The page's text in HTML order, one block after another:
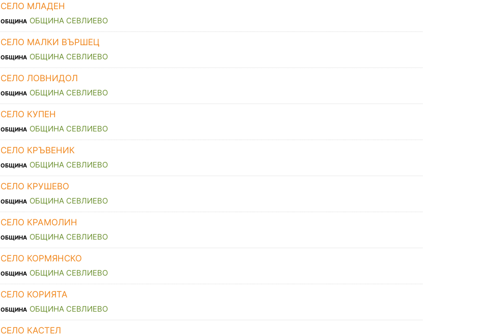
СЕЛО МЛАДЕН
ОБЩИНА ОБЩИНА СЕВЛИЕВО
СЕЛО МАЛКИ ВЪРШЕЦ
ОБЩИНА ОБЩИНА СЕВЛИЕВО
СЕЛО ЛОВНИДОЛ
ОБЩИНА ОБЩИНА СЕВЛИЕВО
СЕЛО КУПЕН
ОБЩИНА ОБЩИНА СЕВЛИЕВО
СЕЛО КРЪВЕНИК
ОБЩИНА ОБЩИНА СЕВЛИЕВО
СЕЛО КРУШЕВО
ОБЩИНА ОБЩИНА СЕВЛИЕВО
СЕЛО КРАМОЛИН
ОБЩИНА ОБЩИНА СЕВЛИЕВО
СЕЛО КОРМЯНСКО
ОБЩИНА ОБЩИНА СЕВЛИЕВО
СЕЛО КОРИЯТА
ОБЩИНА ОБЩИНА СЕВЛИЕВО
СЕЛО КАСТЕЛ